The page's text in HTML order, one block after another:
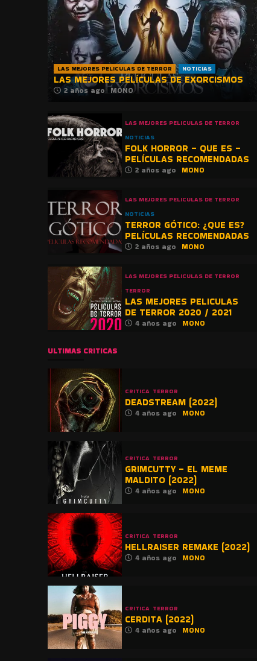
LAS MEJORES PELICULAS DE TERROR NOTICIAS
LAS MEJORES PELÍCULAS DE EXORCISMOS
2 años ago MONO
LAS MEJORES PELICULAS DE TERROR
NOTICIAS
FOLK HORROR – QUE ES –
PELÍCULAS RECOMENDADAS
2 años ago MONO
LAS MEJORES PELICULAS DE TERROR
NOTICIAS
TERROR GÓTICO: ¿QUE ES?
PELÍCULAS RECOMENDADAS
2 años ago MONO
LAS MEJORES PELICULAS DE TERROR
TERROR
LAS MEJORES PELICULAS
DE TERROR 2020 / 2021
4 años ago MONO
ULTIMAS CRITICAS
CRITICA TERROR
DEADSTREAM (2022)
4 años ago MONO
CRITICA TERROR
GRIMCUTTY – EL MEME
MALDITO (2022)
4 años ago MONO
CRITICA TERROR
HELLRAISER REMAKE (2022)
4 años ago MONO
CRITICA TERROR
CERDITA (2022)
4 años ago MONO